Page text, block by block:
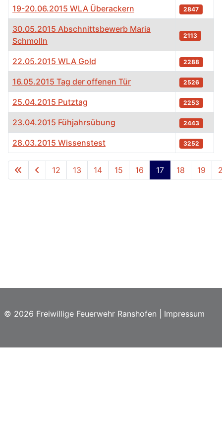
Tabelle von Beiträgen
19-20.06.2015 WLA Überackern 2847
30.05.2015 Abschnittsbewerb Maria
Schmolln
2113
22.05.2015 WLA Gold 2288
16.05.2015 Tag der offenen Tür 2526
25.04.2015 Putztag 2253
23.04.2015 Fühjahrsübung 2443
28.03.2015 Wissenstest 3252
Seite 17 von 25
12 13 14 15 16 17 18 19
© 2026 Freiwillige Feuerwehr Ranshofen | Impressum